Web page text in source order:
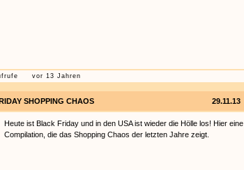
vor 13 Jahren
29.11.13
SHOPPING CHAOS
Heute ist Black Friday und in den USA ist wieder die Hölle los! Hier eine
Compilation, die das Shopping Chaos der letzten Jahre zeigt.